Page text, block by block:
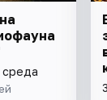
среда